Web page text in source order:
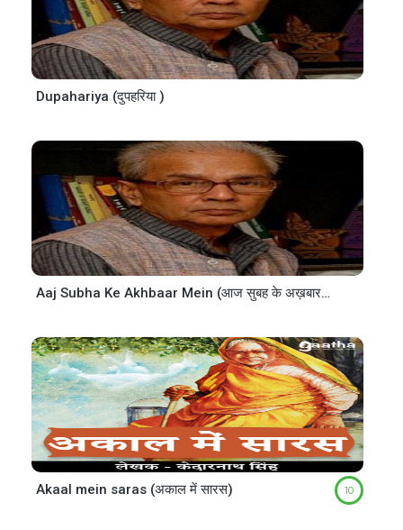
Dupahariya (दुपहरिया )
Aaj Subha Ke Akhbaar Mein (आज सुबह के अख़बार में)
Akaal mein saras (अकाल में सारस) 10